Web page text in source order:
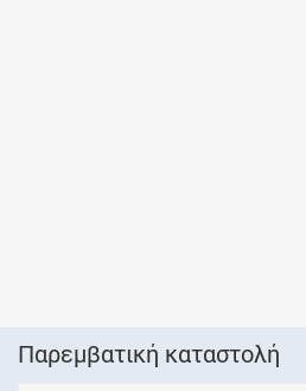
Παρεμβατική καταστολή